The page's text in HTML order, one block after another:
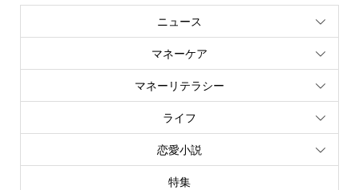
ニュース
マネーケア
マネーリテラシー
ライフ
恋愛小説
特集